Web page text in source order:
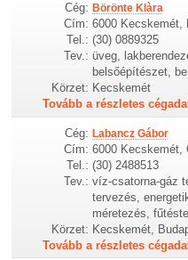
Cég: Börönte Klàra
Cím: 6000 Kecskemét,
Tel.: (30) 0889325
Tev.: üveg,
belsőépítészet,
Körzet: Kecskemét
Tovább a részletes
Cég: Labancz Gábor
Cím: 6000 Kecskemét,
Tel.: (30) 2488513
Tev.: víz-csatorna-gáz
tervezés,
méretezés,
Körzet: Kecskemét,
Tovább a részletes